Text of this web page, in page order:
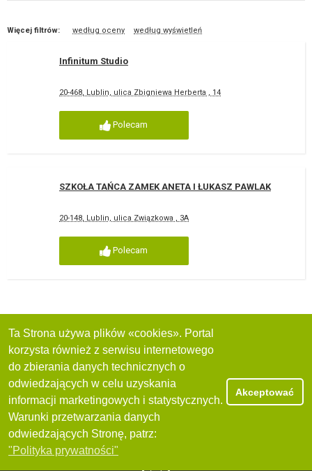
Więcej filtrów: według oceny według wyświetleń
Infinitum Studio
20-468, Lublin, ulica Zbigniewa Herberta , 14
Polecam
SZKOŁA TAŃCA ZAMEK ANETA I ŁUKASZ PAWLAK
20-148, Lublin, ulica Związkowa , 3A
Polecam
Ta Strona używa plików «cookies». Portal
korzysta również z serwisu internetowego
do zbierania danych technicznych o
odwiedzających w celu uzyskania
informacji marketingowych i statystycznych.
Warunki przetwarzania danych
odwiedzających Stronę, patrz:
"Polityka prywatności"
Akceptować